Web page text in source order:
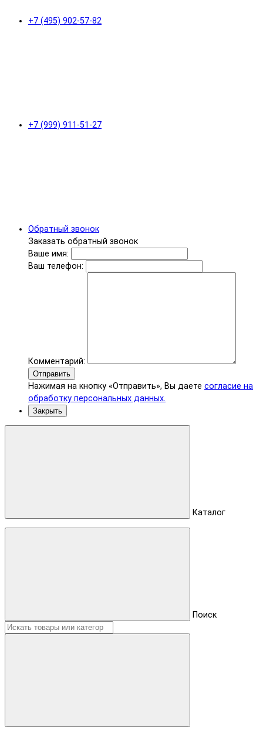
+7 (495) 902-57-82
+7 (999) 911-51-27
Обратный звонок
Заказать обратный звонок
Ваше имя:
Ваш телефон:
Комментарий:
Отправить
Нажимая на кнопку «Отправить», Вы даете согласие на
обработку персональных данных.
Закрыть
Каталог
Поиск